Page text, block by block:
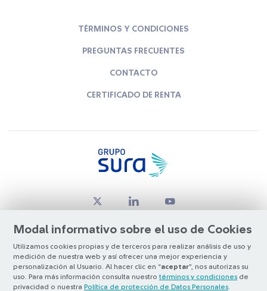
Modal informativo sobre el uso de Cookies
Utilizamos cookies propias y de terceros para realizar análisis de uso y
medición de nuestra web y así ofrecer una mejor experiencia y
personalización al Usuario. Al hacer clic en “aceptar”, nos autorizas su
uso. Para más información consulta nuestro términos y condiciones de
privacidad o nuestra Política de protección de Datos Personales
TÉRMINOS Y CONDICIONES
PREGUNTAS FRECUENTES
CONTACTO
CERTIFICADO DE RENTA
© Copyright Grupo SURA 2026